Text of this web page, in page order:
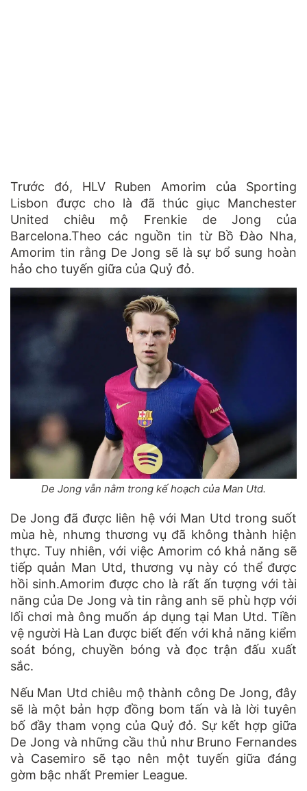
Trước đó, HLV Ruben Amorim của Sporting
Lisbon được cho là đã thúc giục Manchester
United chiêu mộ Frenkie de Jong của
Barcelona.Theo các nguồn tin từ Bồ Đào Nha,
Amorim tin rằng De Jong sẽ là sự bổ sung hoàn
hảo cho tuyến giữa của Quỷ đỏ.
De Jong vẫn nằm trong kế hoạch của Man Utd.
De Jong đã được liên hệ với Man Utd trong suốt
mùa hè, nhưng thương vụ đã không thành hiện
thực. Tuy nhiên, với việc Amorim có khả năng sẽ
tiếp quản Man Utd, thương vụ này có thể được
hồi sinh.Amorim được cho là rất ấn tượng với tài
năng của De Jong và tin rằng anh sẽ phù hợp với
lối chơi mà ông muốn áp dụng tại Man Utd. Tiền
vệ người Hà Lan được biết đến với khả năng kiểm
soát bóng, chuyền bóng và đọc trận đấu xuất
sắc.
Nếu Man Utd chiêu mộ thành công De Jong, đây
sẽ là một bản hợp đồng bom tấn và là lời tuyên
bố đầy tham vọng của Quỷ đỏ. Sự kết hợp giữa
De Jong và những cầu thủ như Bruno Fernandes
và Casemiro sẽ tạo nên một tuyến giữa đáng
gờm bậc nhất Premier League.